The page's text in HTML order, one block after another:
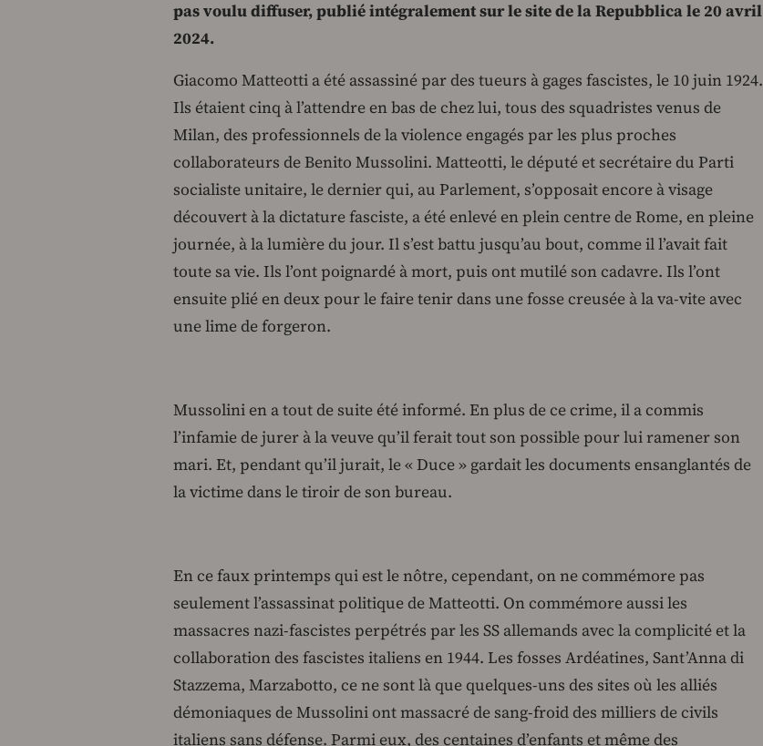
pas voulu diffuser, publié intégralement sur le site de la Repubblica le 20 avril
2024.
Giacomo Matteotti a été assassiné par des tueurs à gages fascistes, le 10 juin 1924.
Ils étaient cinq à l’attendre en bas de chez lui, tous des squadristes venus de
Milan, des professionnels de la violence engagés par les plus proches
collaborateurs de Benito Mussolini. Matteotti, le député et secrétaire du Parti
socialiste unitaire, le dernier qui, au Parlement, s’opposait encore à visage
découvert à la dictature fasciste, a été enlevé en plein centre de Rome, en pleine
journée, à la lumière du jour. Il s’est battu jusqu’au bout, comme il l’avait fait
toute sa vie. Ils l’ont poignardé à mort, puis ont mutilé son cadavre. Ils l’ont
ensuite plié en deux pour le faire tenir dans une fosse creusée à la va-vite avec
une lime de forgeron.
Mussolini en a tout de suite été informé. En plus de ce crime, il a commis
l’infamie de jurer à la veuve qu’il ferait tout son possible pour lui ramener son
mari. Et, pendant qu’il jurait, le « Duce » gardait les documents ensanglantés de
la victime dans le tiroir de son bureau.
En ce faux printemps qui est le nôtre, cependant, on ne commémore pas
seulement l’assassinat politique de Matteotti. On commémore aussi les
massacres nazi-fascistes perpétrés par les SS allemands avec la complicité et la
collaboration des fascistes italiens en 1944. Les fosses Ardéatines, Sant’Anna di
Stazzema, Marzabotto, ce ne sont là que quelques-uns des sites où les alliés
démoniaques de Mussolini ont massacré de sang-froid des milliers de civils
italiens sans défense. Parmi eux, des centaines d’enfants et même des